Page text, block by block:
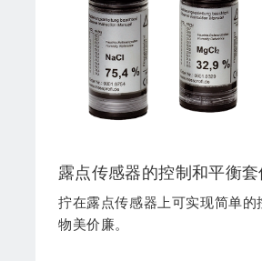
露点传感器的控制和平衡套
拧在露点传感器上可实现简单的
物美价廉。